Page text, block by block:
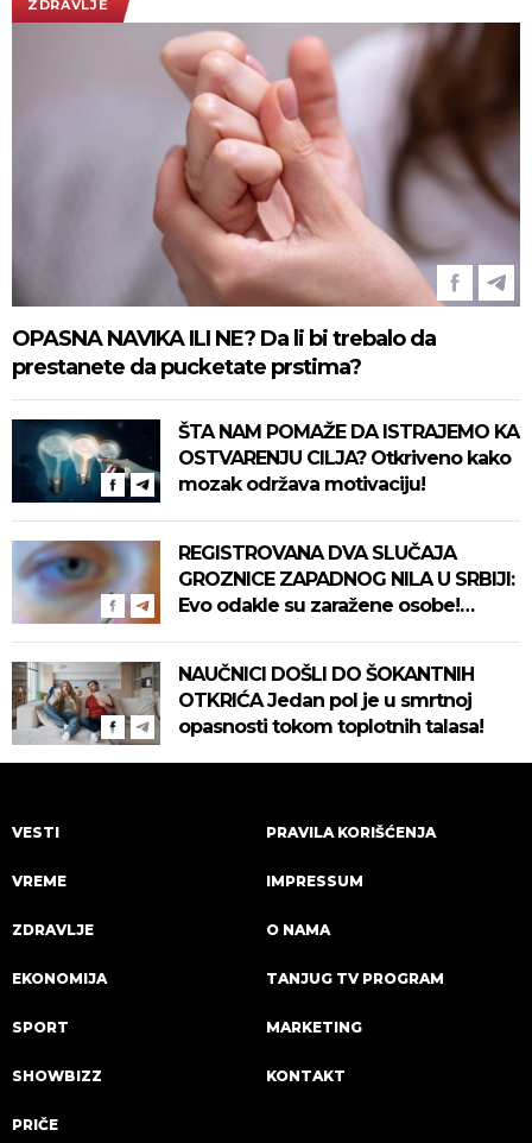
ZDRAVLJE
OPASNA NAVIKA ILI NE? Da li bi trebalo da
prestanete da pucketate prstima?
ŠTA NAM POMAŽE DA ISTRAJEMO KA
OSTVARENJU CILJA? Otkriveno kako
mozak održava motivaciju!
REGISTROVANA DVA SLUČAJA
GROZNICE ZAPADNOG NILA U SRBIJI:
Evo odakle su zaražene osobe!
za zaštitu!
NAUČNICI DOŠLI DO ŠOKANTNIH
OTKRIĆA Jedan pol je u smrtnoj
opasnosti tokom toplotnih talasa!
VESTI
VREME
ZDRAVLJE
EKONOMIJA
SPORT
SHOWBIZZ
PRIČE
PRAVILA KORIŠĆENJA
IMPRESSUM
O NAMA
TANJUG TV PROGRAM
MARKETING
KONTAKT